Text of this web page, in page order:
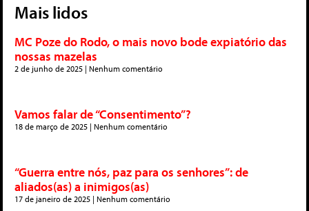
Mais lidos
MC Poze do Rodo, o mais novo bode expiatório das
nossas mazelas
2 de junho de 2025 Nenhum comentário
Vamos falar de “Consentimento”?
18 de março de 2025 Nenhum comentário
“Guerra entre nós, paz para os senhores”: de
aliados(as) a inimigos(as)
17 de janeiro de 2025 Nenhum comentário